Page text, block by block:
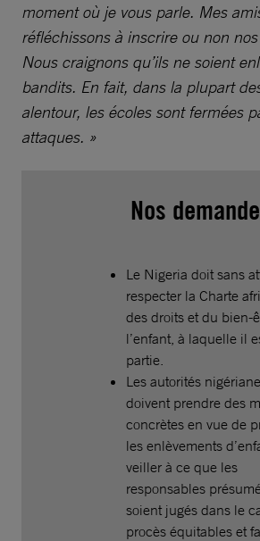
moment où je vous parle. Mes
réfléchissons à inscrire ou non nos
Nous craignons qu’ils ne soient
bandits. En fait, dans la plupart
alentour, les écoles sont fermées
attaques. »
Nos
Le Nigeria doit sans
respecter la Charte
des droits et du bien-
l’enfant, à laquelle il
partie.
Les autorités
doivent prendre des
concrètes en vue de
les enlèvements
veiller à ce que les
responsables
soient jugés dans le
procès équitables et